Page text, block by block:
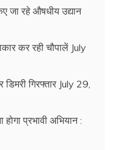
जा रहे औषधीय उद्यान
कर रही चौपालें July
गिरफ्तार July 29,
प्रभावी अभियान :